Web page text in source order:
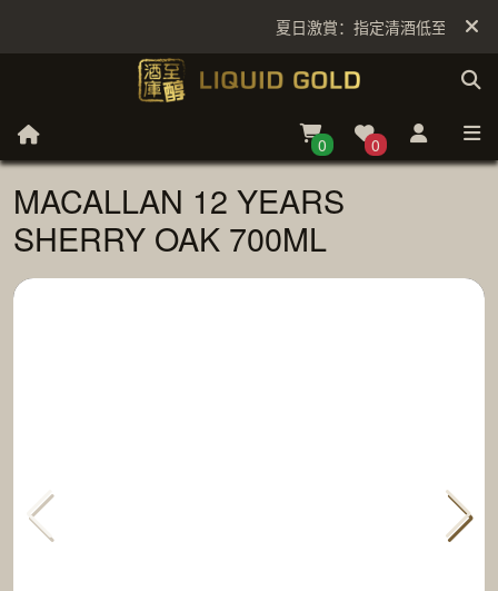
夏日激賞：指定清酒低至6折
0 0
MACALLAN 12 YEARS
SHERRY OAK 700ML